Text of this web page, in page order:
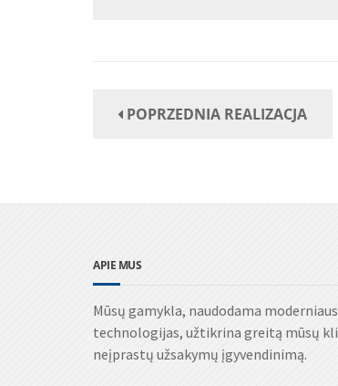
POPRZEDNIA REALIZACJA
APIE MUS
Mūsų gamykla, naudodama
technologijas, užtikrina greitą mūsų
neįprastų užsakymų įgyvendinimą.